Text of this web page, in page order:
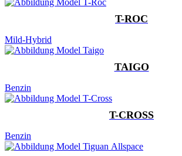
T-ROC
Mild-Hybrid
TAIGO
Benzin
T-CROSS
Benzin